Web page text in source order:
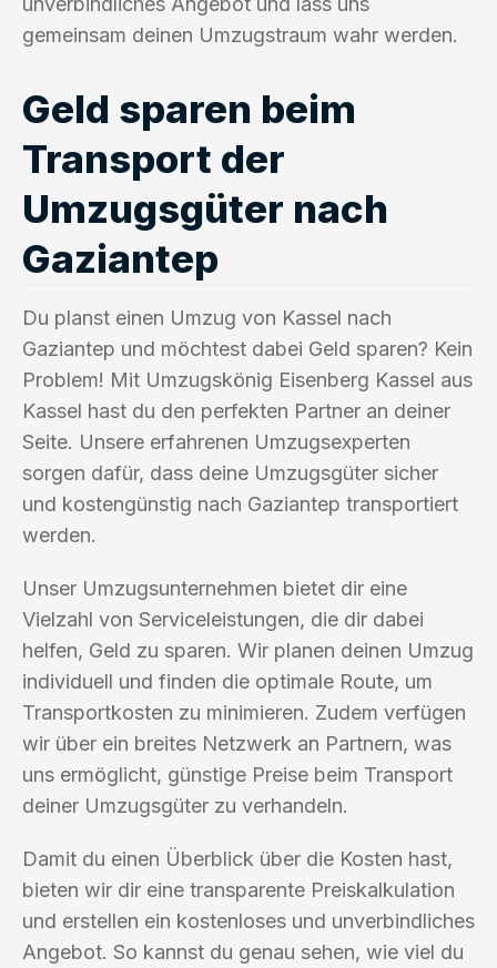
gemeinsam deinen Umzugstraum wahr werden.
Geld sparen beim
Transport der
Umzugsgüter nach
Gaziantep
Du planst einen Umzug von Kassel nach
Gaziantep und möchtest dabei Geld sparen? Kein
Problem! Mit Umzugskönig Eisenberg Kassel aus
Kassel hast du den perfekten Partner an deiner
Seite. Unsere erfahrenen Umzugsexperten
sorgen dafür, dass deine Umzugsgüter sicher
und kostengünstig nach Gaziantep transportiert
werden.
Unser Umzugsunternehmen bietet dir eine
Vielzahl von Serviceleistungen, die dir dabei
helfen, Geld zu sparen. Wir planen deinen Umzug
individuell und finden die optimale Route, um
Transportkosten zu minimieren. Zudem verfügen
wir über ein breites Netzwerk an Partnern, was
uns ermöglicht, günstige Preise beim Transport
deiner Umzugsgüter zu verhandeln.
Damit du einen Überblick über die Kosten hast,
bieten wir dir eine transparente Preiskalkulation
und erstellen ein kostenloses und unverbindliches
Angebot. So kannst du genau sehen, wie viel du